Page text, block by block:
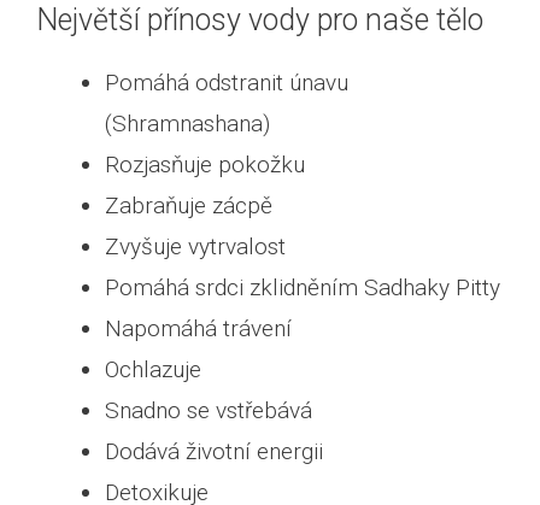
Největší přínosy vody pro naše tělo
Pomáhá odstranit únavu
(Shramnashana)
Rozjasňuje pokožku
Zabraňuje zácpě
Zvyšuje vytrvalost
Pomáhá srdci zklidněním Sadhaky Pitty
Napomáhá trávení
Ochlazuje
Snadno se vstřebává
Dodává životní energii
Detoxikuje